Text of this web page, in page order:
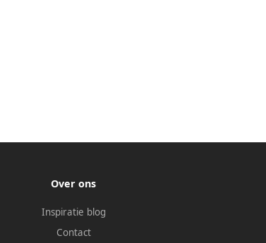
Over ons
Inspiratie blog
Contact